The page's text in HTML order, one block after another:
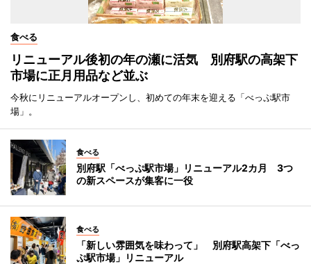
食べる
リニューアル後初の年の瀬に活気 別府駅の高架下
市場に正月用品など並ぶ
今秋にリニューアルオープンし、初めての年末を迎える「べっぷ駅市
場」。
食べる
別府駅「べっぷ駅市場」リニューアル2カ月 3つ
の新スペースが集客に一役
食べる
「新しい雰囲気を味わって」 別府駅高架下「べっ
ぷ駅市場」リニューアル